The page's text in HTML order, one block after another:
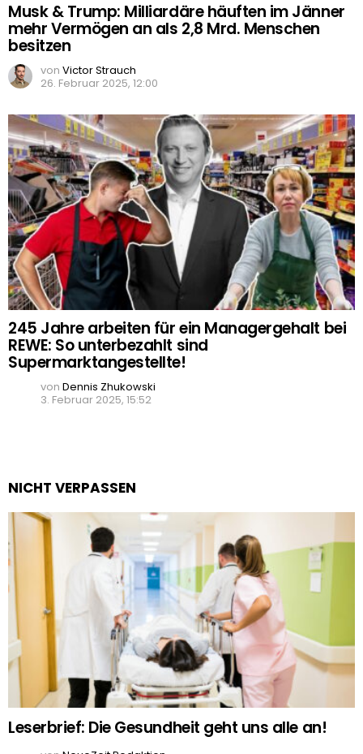
Musk & Trump: Milliardäre häuften im Jänner
mehr Vermögen an als 2,8 Mrd. Menschen
besitzen
von Victor Strauch
26. Februar 2025, 12:00
245 Jahre arbeiten für ein Managergehalt bei
REWE: So unterbezahlt sind
Supermarktangestellte!
von Dennis Zhukowski
3. Februar 2025, 15:52
NICHT VERPASSEN
Leserbrief: Die Gesundheit geht uns alle an!